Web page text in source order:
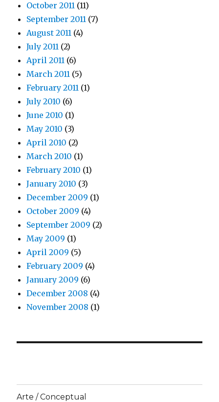
October 2011 (11)
September 2011 (7)
August 2011 (4)
July 2011 (2)
April 2011 (6)
March 2011 (5)
February 2011 (1)
July 2010 (6)
June 2010 (1)
May 2010 (3)
April 2010 (2)
March 2010 (1)
February 2010 (1)
January 2010 (3)
December 2009 (1)
October 2009 (4)
September 2009 (2)
May 2009 (1)
April 2009 (5)
February 2009 (4)
January 2009 (6)
December 2008 (4)
November 2008 (1)
Arte / Conceptual